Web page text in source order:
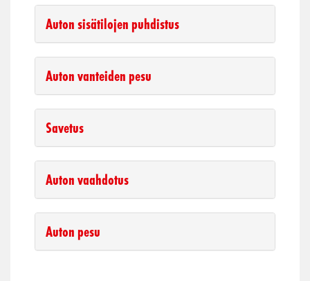
Auton sisätilojen puhdistus
Auton vanteiden pesu
Savetus
Auton vaahdotus
Auton pesu